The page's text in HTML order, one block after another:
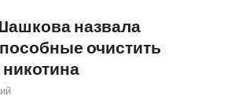
назвала
очистить